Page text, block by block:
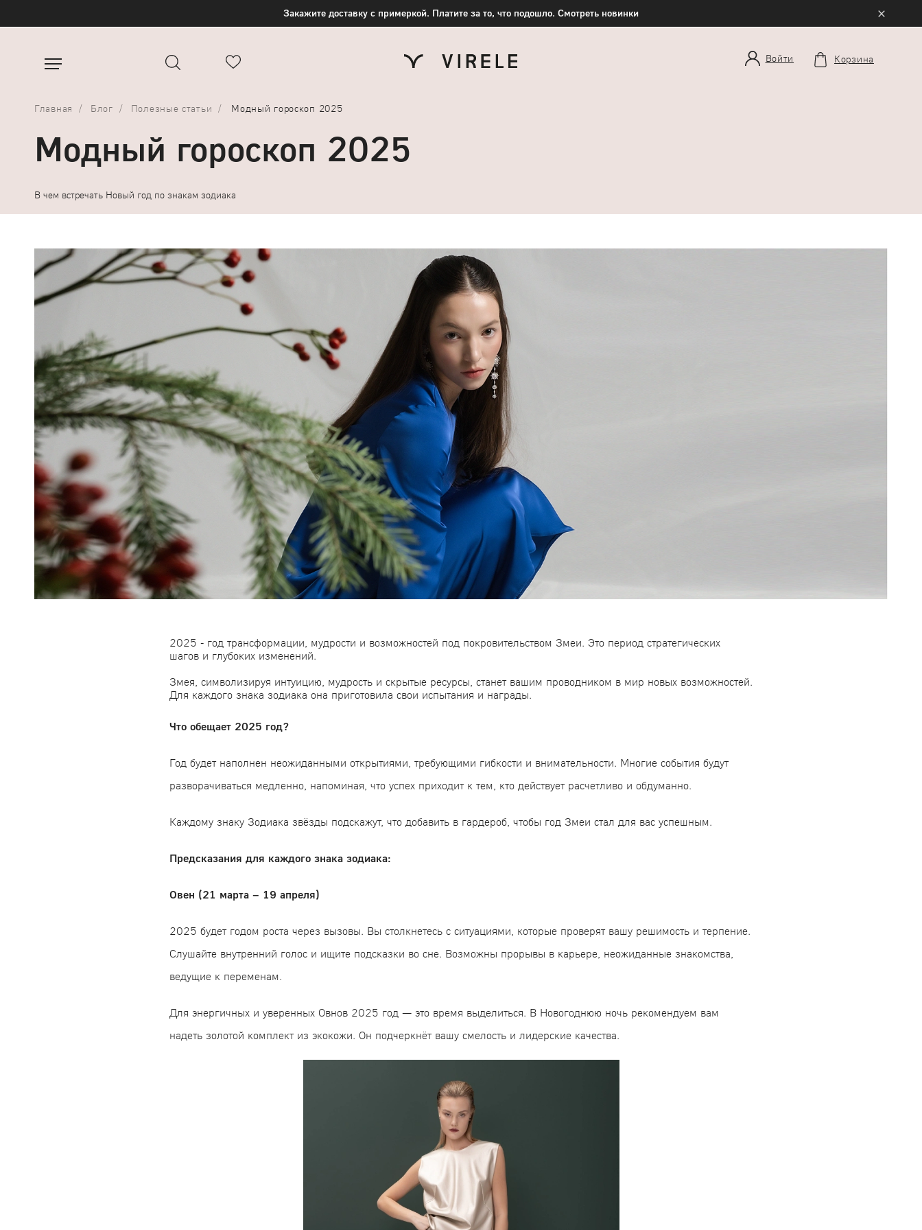
Закажите доставку с примеркой. Платите за то, что подошло. Смотреть новинки ×
Войти Корзина
Главная Блог Полезные статьи Модный гороскоп 2025
Модный гороскоп 2025
В чем встречать Новый год по знакам зодиака
2025 - год трансформации, мудрости и возможностей под покровительством Змеи. Это период стратегических
шагов и глубоких изменений.
Змея, символизируя интуицию, мудрость и скрытые ресурсы, станет вашим проводником в мир новых возможностей.
Для каждого знака зодиака она приготовила свои испытания и награды.
Что обещает 2025 год?
Год будет наполнен неожиданными открытиями, требующими гибкости и внимательности. Многие события будут
разворачиваться медленно, напоминая, что успех приходит к тем, кто действует расчетливо и обдуманно.
Каждому знаку Зодиака звёзды подскажут, что добавить в гардероб, чтобы год Змеи стал для вас успешным.
Предсказания для каждого знака зодиака:
Овен (21 марта – 19 апреля)
2025 будет годом роста через вызовы. Вы столкнетесь с ситуациями, которые проверят вашу решимость и терпение.
Слушайте внутренний голос и ищите подсказки во сне. Возможны прорывы в карьере, неожиданные знакомства,
ведущие к переменам.
Для энергичных и уверенных Овнов 2025 год — это время выделиться. В Новогоднюю ночь рекомендуем вам
надеть золотой комплект из экокожи. Он подчеркнёт вашу смелость и лидерские качества.